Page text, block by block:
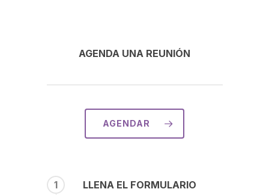
AGENDA UNA REUNIÓN
AGENDAR
1 LLENA EL FORMULARIO